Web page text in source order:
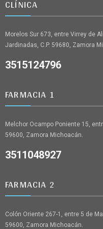
CLÍNICA
Morelos Sur 673, entre Virrey de
Jardinadas, C.P. 59680, Zamora
3515124796
FARMACIA 1
Melchor Ocampo Poniente 15,
59600, Zamora Michoacán.
3511048927
FARMACIA 2
Colón Oriente 267-1, entre 5 de
59600, Zamora Michoacán.